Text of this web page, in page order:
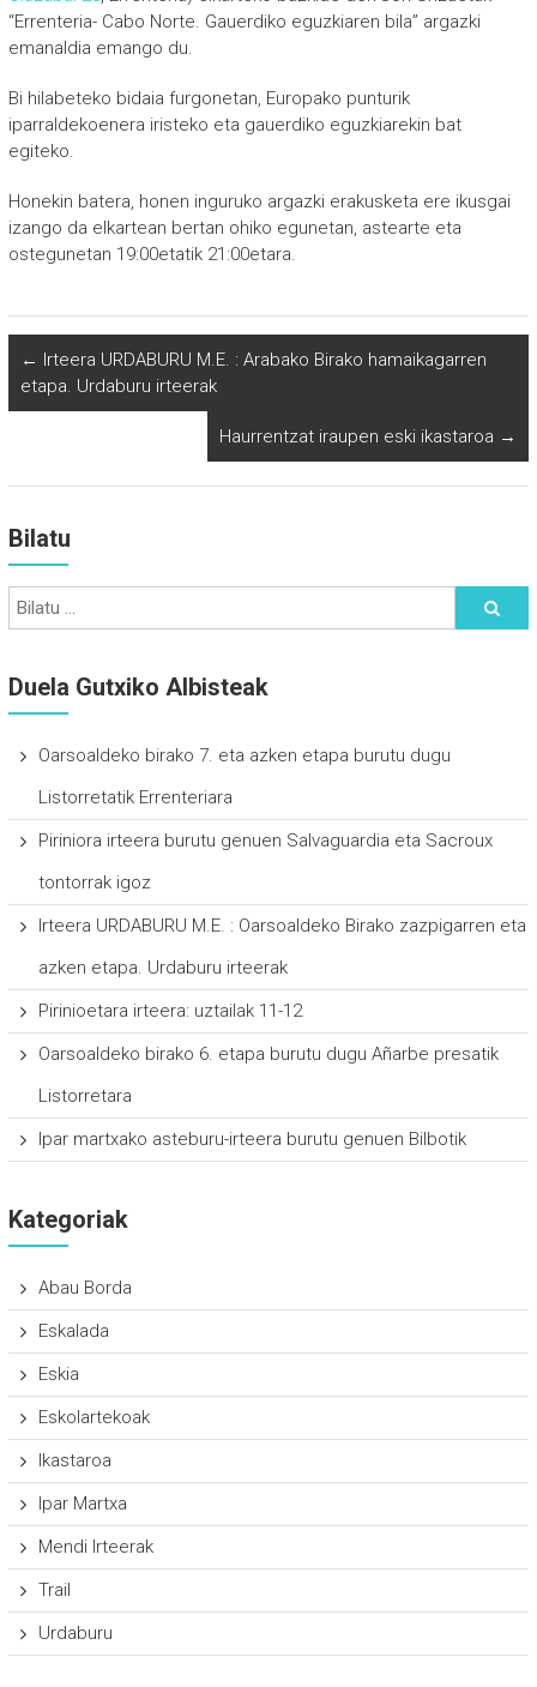
“Errenteria- Cabo Norte. Gauerdiko eguzkiaren bila” argazki
emanaldia emango du.
Bi hilabeteko bidaia furgonetan, Europako punturik
iparraldekoenera iristeko eta gauerdiko eguzkiarekin bat
egiteko.
Honekin batera, honen inguruko argazki erakusketa ere ikusgai
izango da elkartean bertan ohiko egunetan, astearte eta
ostegunetan 19:00etatik 21:00etara.
← Irteera URDABURU M.E. : Arabako Birako hamaikagarren
etapa. Urdaburu irteerak
Haurrentzat iraupen eski ikastaroa →
Bilatu
Duela Gutxiko Albisteak
Oarsoaldeko birako 7. eta azken etapa burutu dugu
Listorretatik Errenteriara
Piriniora irteera burutu genuen Salvaguardia eta Sacroux
tontorrak igoz
Irteera URDABURU M.E. : Oarsoaldeko Birako zazpigarren eta
azken etapa. Urdaburu irteerak
Pirinioetara irteera: uztailak 11-12
Oarsoaldeko birako 6. etapa burutu dugu Añarbe presatik
Listorretara
Ipar martxako asteburu-irteera burutu genuen Bilbotik
Kategoriak
Abau Borda
Eskalada
Eskia
Eskolartekoak
Ikastaroa
Ipar Martxa
Mendi Irteerak
Trail
Urdaburu